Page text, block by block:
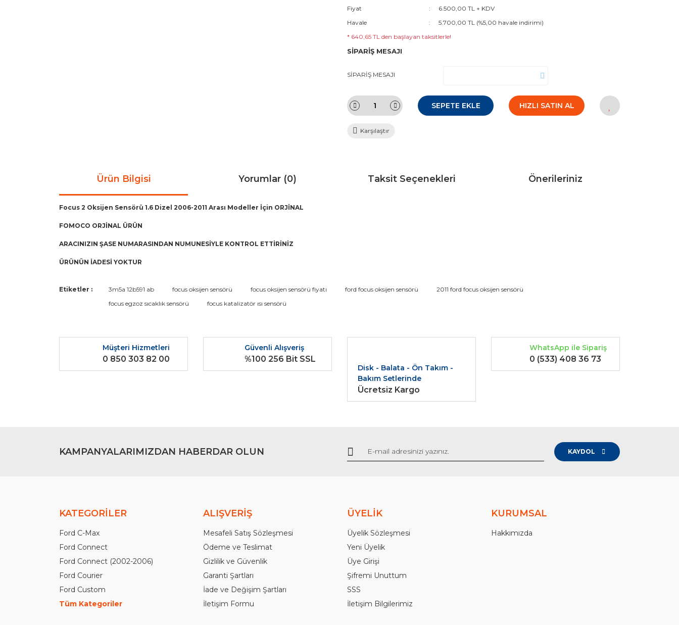
Fiyat
6.500,00 TL + KDV
Havale
5.700,00 TL (%5,00 havale indirimi)
* 640,65 TL den başlayan taksitlerle!
SİPARİŞ MESAJI
SİPARİŞ MESAJI
SEPETE EKLE HIZLI SATIN AL
Karşılaştır
Ürün Bilgisi Yorumlar (0) Taksit Seçenekleri Önerileriniz
Focus 2 Oksijen Sensörü 1.6 Dizel 2006-2011 Arası Modeller İçin ORJİNAL
FOMOCO ORJİNAL ÜRÜN
ARACINIZIN ŞASE NUMARASINDAN NUMUNESİYLE KONTROL ETTİRİNİZ
ÜRÜNÜN İADESİ YOKTUR
Bu ürünün fiyat bilgisi, resim, ürün açıklamalarında ve diğer konularda yetersiz gördüğünüz noktaları öneri formunu kullanarak tarafımıza iletebilirsiniz.
Ürün açıklamasında eksik bilgiler bulunuyor.
Ürün bilgilerinde hatalar bulunuyor.
Gönder
Etiketler : 3m5a 12b591 ab focus oksijen sensörü focus oksijen sensörü fiyatı ford focus oksijen sensörü
2011 ford focus oksijen sensörü
focus egzoz sıcaklık sensörü
focus katalizatör ısı sensörü
Müşteri Hizmetleri
0 850 303 82 00
Güvenli Alışveriş
%100 256 Bit SSL
Disk - Balata - Ön Takım -
Bakım Setlerinde
Ücretsiz Kargo
WhatsApp ile Sipariş
0 (533) 408 36 73
KAMPANYALARIMIZDAN HABERDAR OLUN KAYDOL
KATEGORİLER
Ford C-Max
Ford Connect
Ford Connect (2002-2006)
Ford Courier
Ford Custom
Tüm Kategoriler
ALIŞVERİŞ
Mesafeli Satış Sözleşmesi
Ödeme ve Teslimat
Gizlilik ve Güvenlik
Garanti Şartları
İade ve Değişim Şartları
İletişim Formu
ÜYELİK
Üyelik Sözleşmesi
Yeni Üyelik
Üye Girişi
Şifremi Unuttum
SSS
İletişim Bilgilerimiz
KURUMSAL
Hakkımızda